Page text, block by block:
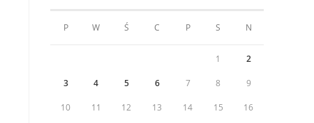
P W Ś C P S N
1 2
3 4 5 6 7 8 9
10 11 12 13 14 15 16